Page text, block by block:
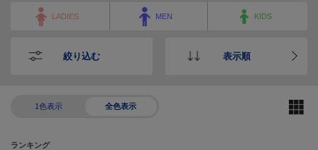
LADIES MEN KIDS
絞り込む 表示順
1色表示 全色表示
ランキング